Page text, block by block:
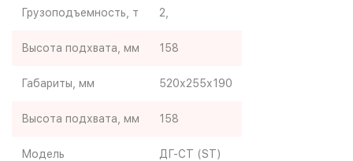
Грузоподъемность, т 2,
Высота подхвата, мм 158
Габариты, мм 520х255х190
Высота подхвата, мм 158
Модель ДГ-СТ (ST)